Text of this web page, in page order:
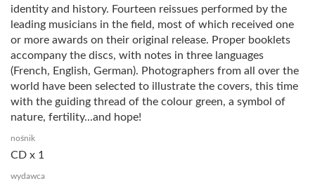
identity and history. Fourteen reissues performed by the
leading musicians in the field, most of which received one
or more awards on their original release. Proper booklets
accompany the discs, with notes in three languages
(French, English, German). Photographers from all over the
world have been selected to illustrate the covers, this time
with the guiding thread of the colour green, a symbol of
nature, fertility...and hope!
nośnik
CD x 1
wydawca